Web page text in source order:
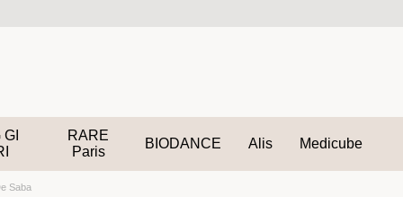
RARE
Paris
BIODANCE Alis Medicube
Saba